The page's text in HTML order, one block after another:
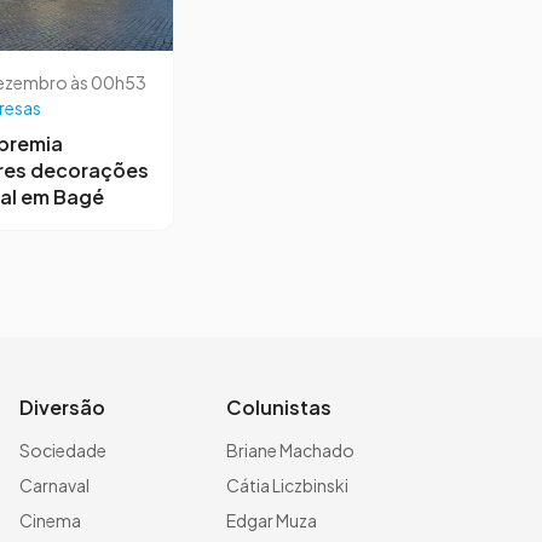
às 00h53
decorações
em Bagé
Diversão
Sociedade
Carnaval
Cinema
Colunistas
Briane Machado
Cátia Liczbinski
Edgar Muza